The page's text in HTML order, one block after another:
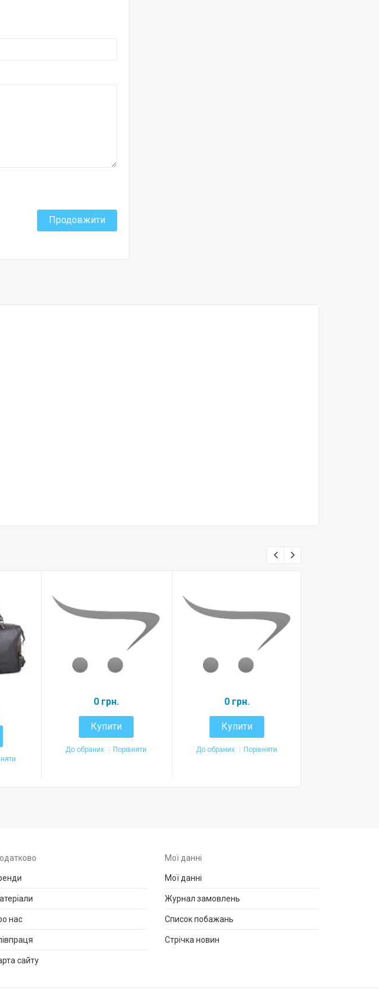
Продовжити
0 грн.
Купити
До обраних Порівняти
0 грн.
Купити
До обраних Порівняти
нас
сайту
Мої данні
Мої данні
Журнал замовлень
Список побажань
Стрічка новин